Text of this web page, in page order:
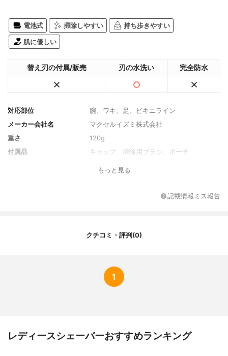
電池式 掃除しやすい 持ち歩きやすい
肌に優しい
替え刃の付属/販売 刃の水洗い 完全防水
対応部位
腕、ワキ、足、ビキニライン
メーカー会社名
マクセルイズミ株式会社
重さ
120g
付属品
キャップ、掃除用ブラシ、ポーチ
もっと見る
記載情報ミス報告
クチコミ・評判(0)
1
レディースシェーバーおすすめランキング